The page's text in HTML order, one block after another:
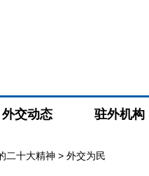
外交动态 驻外机构
二十大精神 > 外交为民